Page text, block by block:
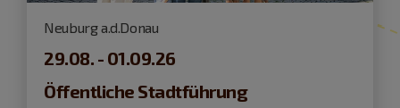
Neuburg a.d.Donau
29.08. - 01.09.26
Öffentliche Stadtführung